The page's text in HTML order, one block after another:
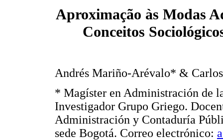
Aproximação às Modas
Conceitos
Andrés Mariño-Arévalo* &
* Magíster en Administración de
Investigador Grupo Griego.
Administración y Contaduría
sede Bogotá. Correo electrónico: